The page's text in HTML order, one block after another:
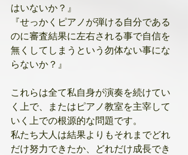
はいないか？』
『せっかくピアノが弾ける自分である
のに審査結果に左右される事で自信を
無くしてしまうという勿体ない事にな
らないか？』
これらは全て私自身が演奏を続けてい
く上で、またはピアノ教室を主宰して
いく上での根源的な問題です。
私たち大人は結果よりもそれまでどれ
だけ努力できたか、どれだけ成長でき